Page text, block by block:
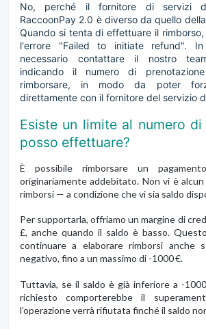
No, perché il fornitore di servizi
RaccoonPay 2.0 è diverso da quello
Quando si tenta di effettuare il
l'errore "Failed to initiate refund".
necessario contattare il nostro
indicando il numero di
rimborsare, in modo da poter
direttamente con il fornitore del servizio
Esiste un limite al numero
posso effettuare?
È possibile rimborsare un
originariamente addebitato. Non vi è
rimborsi — a condizione che vi sia saldo
Per supportarla, offriamo un margine di
£, anche quando il saldo è basso.
continuare a elaborare rimborsi anche
negativo, fino a un massimo di -1000 €.
Tuttavia, se il saldo è già inferiore a -
richiesto comporterebbe il
l’operazione verrà rifiutata finché il saldo